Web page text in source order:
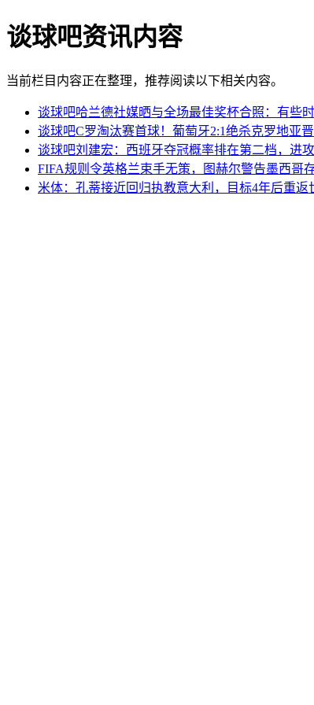
谈球吧资讯内容
当前栏目内容正在整理，推荐阅读以下相关内容。
谈球吧哈兰德社媒晒与全场最佳奖杯合照：有些
谈球吧C罗淘汰赛首球！葡萄牙2:1绝杀克罗地亚
谈球吧刘建宏：西班牙夺冠概率排在第二档，进
FIFA规则令英格兰束手无策，图赫尔警告墨西哥
米体：孔蒂接近回归执教意大利，目标4年后重返